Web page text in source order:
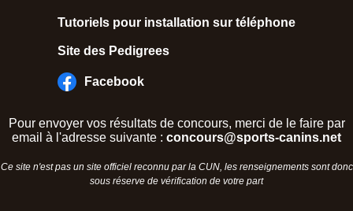
Tutoriels pour installation sur téléphone
Site des Pedigrees
Facebook
Pour envoyer vos résultats de concours, merci de le faire par
email à l'adresse suivante : concours@sports-canins.net
Ce site n'est pas un site officiel reconnu par la CUN, les renseignements sont donc
sous réserve de vérification de votre part